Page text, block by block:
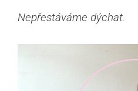
Nepřestáváme dýchat.